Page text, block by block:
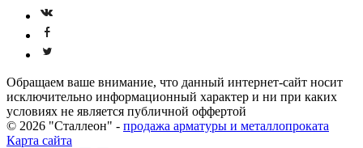
Обращаем ваше внимание, что данный интернет-сайт носит
исключительно информационный характер и ни при каких
условиях не является публичной оффертой
© 2026 "Сталлеон" - продажа арматуры и металлопроката
Карта сайта